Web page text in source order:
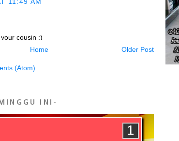
11:49 AM
cousin :)
11:52 AM
12:00 PM
Older Post
Home
(Atom)
INI-